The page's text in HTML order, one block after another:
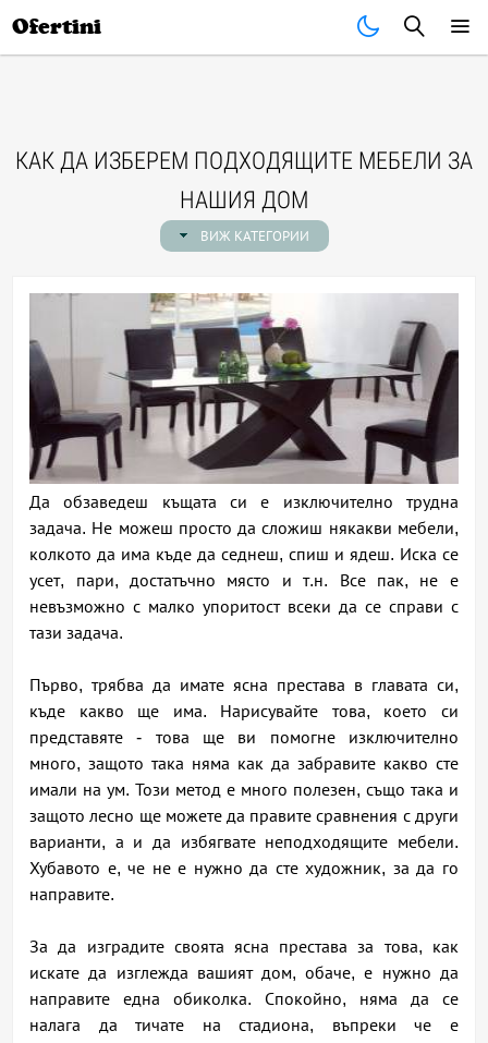
Ofertini
КАК ДА ИЗБЕРЕМ ПОДХОДЯЩИТЕ МЕБЕЛИ ЗА
НАШИЯ ДОМ
ВИЖ КАТЕГОРИИ
Да обзаведеш къщата си е изключително трудна
задача. Не можеш просто да сложиш някакви мебели,
колкото да има къде да седнеш, спиш и ядеш. Иска се
усет, пари, достатъчно място и т.н. Все пак, не е
невъзможно с малко упоритост всеки да се справи с
тази задача.
Първо, трябва да имате ясна престава в главата си,
къде какво ще има. Нарисувайте това, което си
представяте - това ще ви помогне изключително
много, защото така няма как да забравите какво сте
имали на ум. Този метод е много полезен, също така и
защото лесно ще можете да правите сравнения с други
варианти, а и да избягвате неподходящите мебели.
Хубавото е, че не е нужно да сте художник, за да го
направите.
За да изградите своята ясна престава за това, как
искате да изглежда вашият дом, обаче, е нужно да
направите една обиколка. Спокойно, няма да се
налага да тичате на стадиона, въпреки че е